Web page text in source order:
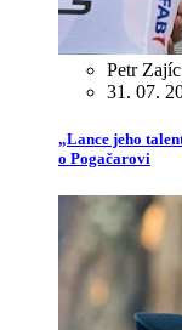
Petr Zajíc
31. 07.
„Lance jeho
o Pogačarovi